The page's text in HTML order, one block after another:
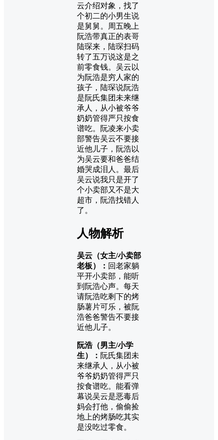
云介绍对象，找了
个初二的小男生说
是舅舅。周五晚上
阮浩带真正的表哥
陆琛来，陆琛扫码
转了五万说这是之
前零食钱。吴云以
为阮浩是穷人家的
孩子，陆琛说阮浩
是阮氏集团未来继
承人，从小被爷爷
奶奶管得严只按食
谱吃。阮凌来小卖
部警告吴云不要接
近他儿子，阮浩以
为吴云要和爸爸结
婚哭成泪人。最后
吴云说我只是开了
个小卖部又不是大
超市，阮浩找错人
了。
人物解析
吴云（女主/小卖部
老板）： 回老家躺
平开小卖部，能听
到阮浩心声。每天
请阮浩吃剩下的烤
肠薯片可乐，被阮
浩爸爸警告不要接
近他儿子。
阮浩（男主/小学
生）： 阮氏集团未
来继承人，从小被
爷爷奶奶管得严只
按食谱吃。能看弹
幕说吴云是恶毒后
妈会打他，偷偷捡
地上的烤肠吃其实
是没吃过零食。